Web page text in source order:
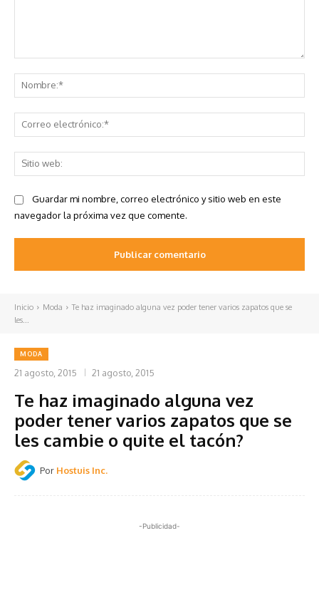
Guardar mi nombre, correo electrónico y sitio web en este
navegador la próxima vez que comente.